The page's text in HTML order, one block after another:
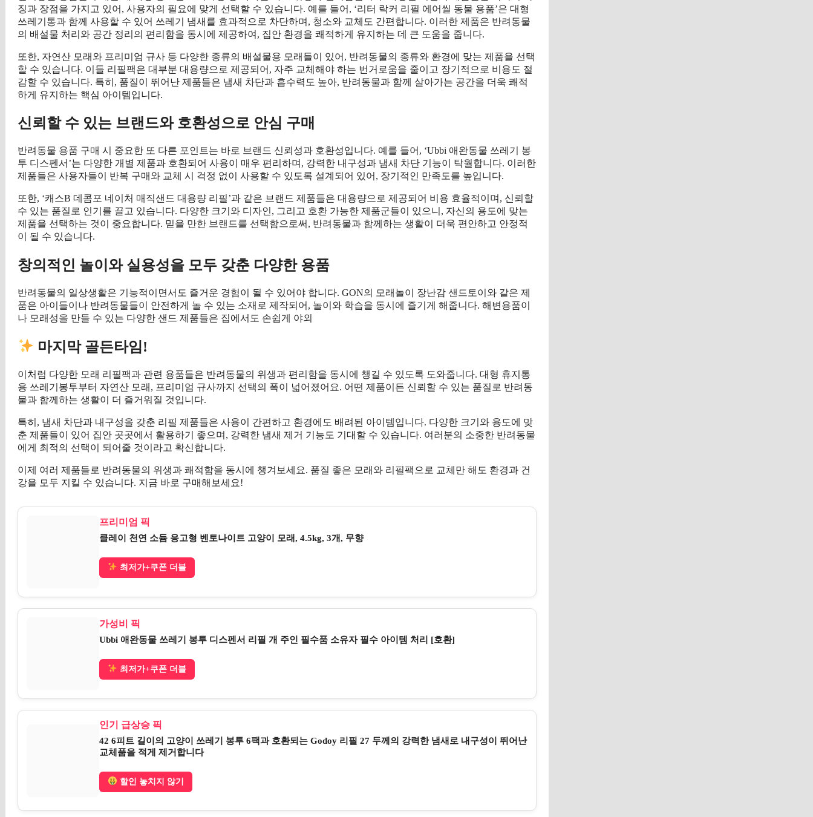
징과 장점을 가지고 있어, 사용자의 필요에 맞게 선택할 수 있습니다. 예를 들어, ‘리터 락커 리필 에어씰 동물 용품’은 대형
쓰레기통과 함께 사용할 수 있어 쓰레기 냄새를 효과적으로 차단하며, 청소와 교체도 간편합니다. 이러한 제품은 반려동물
의 배설물 처리와 공간 정리의 편리함을 동시에 제공하여, 집안 환경을 쾌적하게 유지하는 데 큰 도움을 줍니다.
또한, 자연산 모래와 프리미엄 규사 등 다양한 종류의 배설물용 모래들이 있어, 반려동물의 종류와 환경에 맞는 제품을 선택
할 수 있습니다. 이들 리필팩은 대부분 대용량으로 제공되어, 자주 교체해야 하는 번거로움을 줄이고 장기적으로 비용도 절
감할 수 있습니다. 특히, 품질이 뛰어난 제품들은 냄새 차단과 흡수력도 높아, 반려동물과 함께 살아가는 공간을 더욱 쾌적
하게 유지하는 핵심 아이템입니다.
신뢰할 수 있는 브랜드와 호환성으로 안심 구매
반려동물 용품 구매 시 중요한 또 다른 포인트는 바로 브랜드 신뢰성과 호환성입니다. 예를 들어, ‘Ubbi 애완동물 쓰레기 봉
투 디스펜서’는 다양한 개별 제품과 호환되어 사용이 매우 편리하며, 강력한 내구성과 냄새 차단 기능이 탁월합니다. 이러한
제품들은 사용자들이 반복 구매와 교체 시 걱정 없이 사용할 수 있도록 설계되어 있어, 장기적인 만족도를 높입니다.
또한, ‘캐스B 데콤포 네이처 매직샌드 대용량 리필’과 같은 브랜드 제품들은 대용량으로 제공되어 비용 효율적이며, 신뢰할
수 있는 품질로 인기를 끌고 있습니다. 다양한 크기와 디자인, 그리고 호환 가능한 제품군들이 있으니, 자신의 용도에 맞는
제품을 선택하는 것이 중요합니다. 믿을 만한 브랜드를 선택함으로써, 반려동물과 함께하는 생활이 더욱 편안하고 안정적
이 될 수 있습니다.
창의적인 놀이와 실용성을 모두 갖춘 다양한 용품
반려동물의 일상생활은 기능적이면서도 즐거운 경험이 될 수 있어야 합니다. GON의 모래놀이 장난감 샌드토이와 같은 제
품은 아이들이나 반려동물들이 안전하게 놀 수 있는 소재로 제작되어, 놀이와 학습을 동시에 즐기게 해줍니다. 해변용품이
나 모래성을 만들 수 있는 다양한 샌드 제품들은 집에서도 손쉽게 야외
마지막 골든타임!
이처럼 다양한 모래 리필팩과 관련 용품들은 반려동물의 위생과 편리함을 동시에 챙길 수 있도록 도와줍니다. 대형 휴지통
용 쓰레기봉투부터 자연산 모래, 프리미엄 규사까지 선택의 폭이 넓어졌어요. 어떤 제품이든 신뢰할 수 있는 품질로 반려동
물과 함께하는 생활이 더 즐거워질 것입니다.
특히, 냄새 차단과 내구성을 갖춘 리필 제품들은 사용이 간편하고 환경에도 배려된 아이템입니다. 다양한 크기와 용도에 맞
춘 제품들이 있어 집안 곳곳에서 활용하기 좋으며, 강력한 냄새 제거 기능도 기대할 수 있습니다. 여러분의 소중한 반려동물
에게 최적의 선택이 되어줄 것이라고 확신합니다.
이제 여러 제품들로 반려동물의 위생과 쾌적함을 동시에 챙겨보세요. 품질 좋은 모래와 리필팩으로 교체만 해도 환경과 건
강을 모두 지킬 수 있습니다. 지금 바로 구매해보세요!
프리미엄 픽
클레이 천연 소듐 응고형 벤토나이트 고양이 모래, 4.5kg, 3개, 무향
최저가+쿠폰 더블
가성비 픽
Ubbi 애완동물 쓰레기 봉투 디스펜서 리필 개 주인 필수품 소유자 필수 아이템 처리 [호환]
최저가+쿠폰 더블
인기 급상승 픽
42 6피트 길이의 고양이 쓰레기 봉투 6팩과 호환되는 Godoy 리필 27 두께의 강력한 냄새로 내구성이 뛰어난
교체품을 적게 제거합니다
할인 놓치지 않기